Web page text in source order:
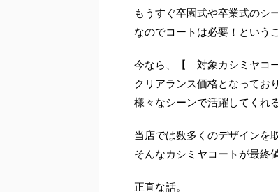
もうすぐ卒園式や卒業式のシ
なのでコートは必要！という
今なら、【 対象カシミヤコ
クリアランス価格となってお
様々なシーンで活躍してくれ
当店では数多くのデザインを
そんなカシミヤコートが最終
正直な話。